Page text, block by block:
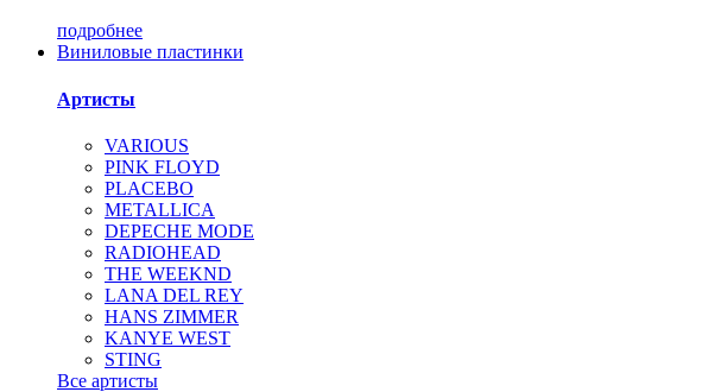
подробнее
Виниловые пластинки
Артисты
VARIOUS
PINK FLOYD
PLACEBO
METALLICA
DEPECHE MODE
RADIOHEAD
THE WEEKND
LANA DEL REY
HANS ZIMMER
KANYE WEST
STING
Все артисты